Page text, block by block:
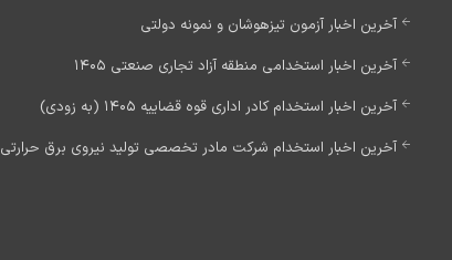
آخرین اخبار آزمون تیزهوشان و نمونه دولتی
آخرین اخبار استخدامی منطقه آزاد تجاری صنعتی 1405
آخرین اخبار استخدام کادر اداری قوه قضاییه 1405 (به زودی)
آخرین اخبار استخدام شرکت مادر تخصصی تولید نیروی برق حرارتی 1405 (استخدام جدید)